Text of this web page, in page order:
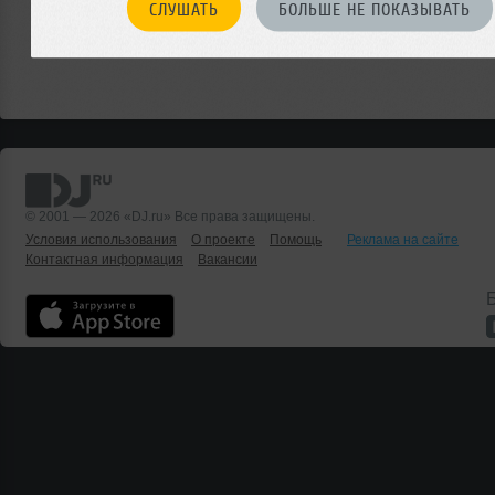
СЛУШАТЬ БОЛЬШЕ НЕ ПОКАЗЫВАТЬ
© 2001 — 2026 «DJ.ru» Все права защищены.
Условия использования
О проекте Помощь
Реклама на сайте
Контактная информация
Вакансии